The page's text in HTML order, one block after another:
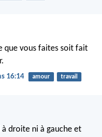
que vous faites soit fait
16:14 amour travail
à droite ni à gauche et